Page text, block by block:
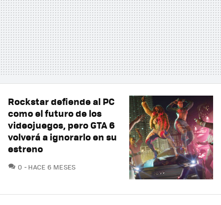
Rockstar defiende al PC
como el futuro de los
videojuegos, pero GTA 6
volverá a ignorarlo en su
estreno
0 COMENTARIOS
HACE 6 MESES